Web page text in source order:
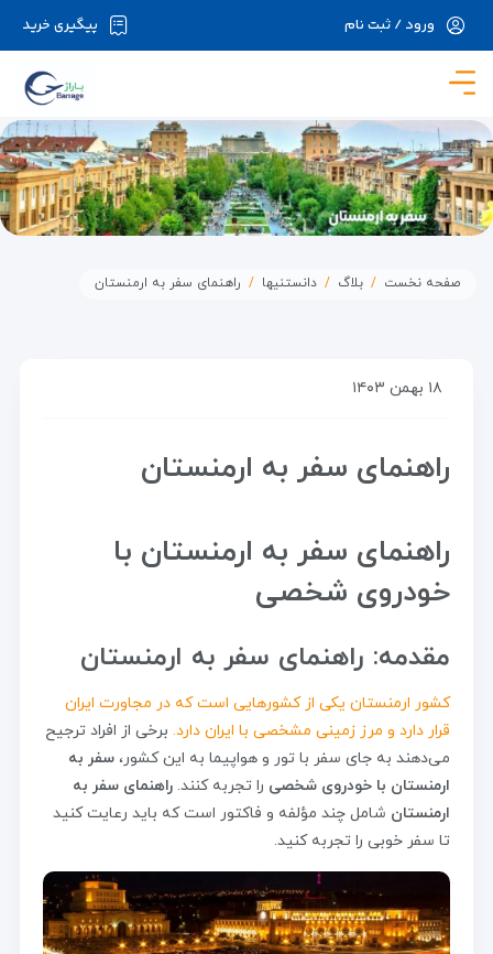
در حال حاضر ارتباط با سرور قطع می باشد لطفا
پیگیری خرید ورود / ثبت نام
صفحه نخست بلاگ دانستنیها راهنمای سفر به ارمنستان
۱۸ بهمن ۱۴۰۳
راهنمای سفر به ارمنستان
راهنمای سفر به ارمنستان با
خودروی شخصی
مقدمه: راهنمای سفر به ارمنستان
کشور ارمنستان یکی از کشورهایی است که در مجاورت ایران
قرار دارد و مرز زمینی مشخصی با ایران دارد. برخی از افراد ترجیح
می‌دهند به جای سفر با تور و هواپیما به این کشور، سفر به
ارمنستان با خودروی شخصی را تجربه کنند. راهنمای سفر به
ارمنستان شامل چند مؤلفه و فاکتور است که باید رعایت کنید
تا سفر خوبی را تجربه کنید.